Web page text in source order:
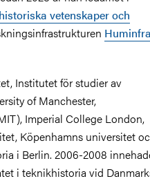
vetenskaper och
Institutet för studier av
of Manchester,
Imperial College London,
Köpenhamns universitet
i Berlin. 2006-2008
i teknikhistoria vid